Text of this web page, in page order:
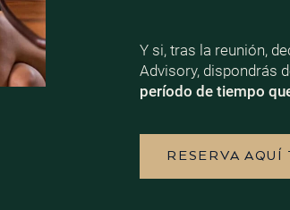
Y si, tras la reunión,
Advisory, dispondrás
período de tiempo
RESERVA AQUÍ